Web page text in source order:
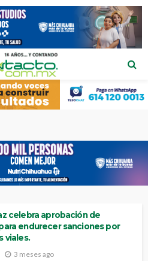
celebra aprobación de
endurecer sanciones por
viales.
3 meses ago